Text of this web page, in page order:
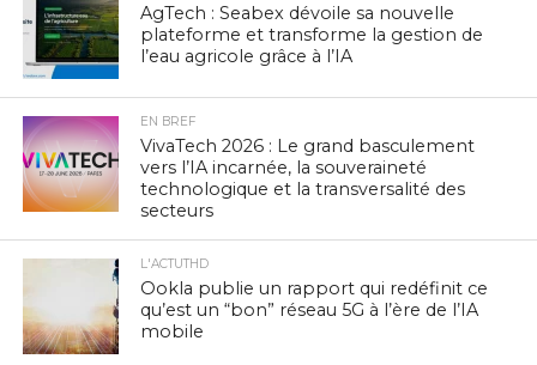
AgTech : Seabex dévoile sa nouvelle
plateforme et transforme la gestion de
l’eau agricole grâce à l’IA
EN BREF
VivaTech 2026 : Le grand basculement
vers l’IA incarnée, la souveraineté
technologique et la transversalité des
secteurs
L'ACTUTHD
Ookla publie un rapport qui redéfinit ce
qu’est un “bon” réseau 5G à l’ère de l’IA
mobile